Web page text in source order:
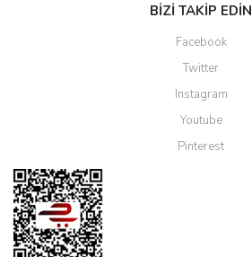
BİZİ TAKİP EDİN
Facebook
Twitter
Instagram
Youtube
Pinterest